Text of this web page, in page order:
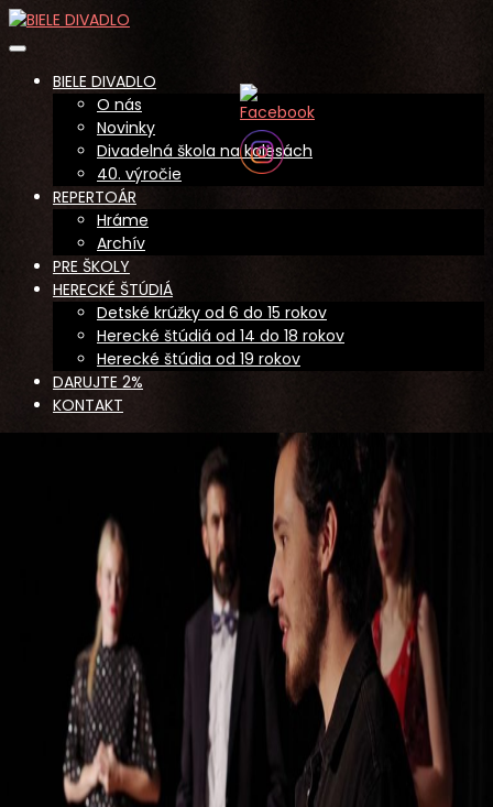
Skip
to
BIELE DIVADLO
BIELE DIVADLO
O nás
Novinky
Divadelná škola na kolesách
40. výročie
REPERTOÁR
Hráme
Archív
PRE ŠKOLY
HERECKÉ ŠTÚDIÁ
Detské krúžky od 6 do 15 rokov
Herecké štúdiá od 14 do 18 rokov
Herecké štúdia od 19 rokov
DARUJTE 2%
KONTAKT